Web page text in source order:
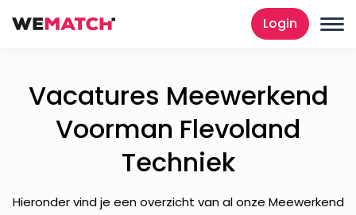
Login
Vacatures Meewerkend
Voorman Flevoland
Techniek
Hieronder vind je een overzicht van al onze Meewerkend